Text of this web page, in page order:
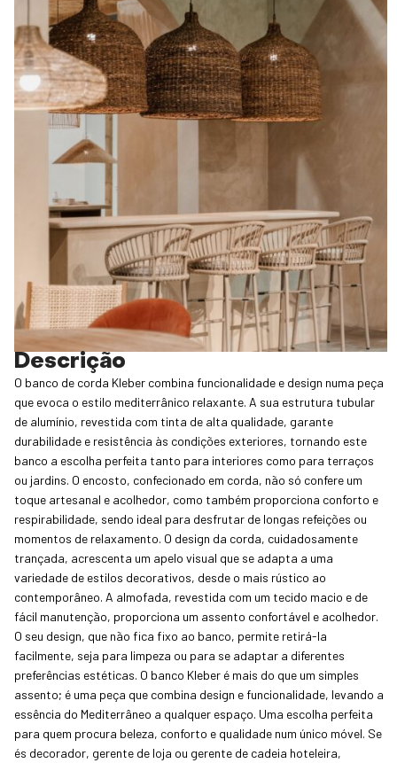
Descrição
O banco de corda Kleber combina funcionalidade e design numa peça
que evoca o estilo mediterrânico relaxante. A sua estrutura tubular
de alumínio, revestida com tinta de alta qualidade, garante
durabilidade e resistência às condições exteriores, tornando este
banco a escolha perfeita tanto para interiores como para terraços
ou jardins. O encosto, confecionado em corda, não só confere um
toque artesanal e acolhedor, como também proporciona conforto e
respirabilidade, sendo ideal para desfrutar de longas refeições ou
momentos de relaxamento. O design da corda, cuidadosamente
trançada, acrescenta um apelo visual que se adapta a uma
variedade de estilos decorativos, desde o mais rústico ao
contemporâneo. A almofada, revestida com um tecido macio e de
fácil manutenção, proporciona um assento confortável e acolhedor.
O seu design, que não fica fixo ao banco, permite retirá-la
facilmente, seja para limpeza ou para se adaptar a diferentes
preferências estéticas. O banco Kleber é mais do que um simples
assento; é uma peça que combina design e funcionalidade, levando a
essência do Mediterrâneo a qualquer espaço. Uma escolha perfeita
para quem procura beleza, conforto e qualidade num único móvel. Se
és decorador, gerente de loja ou gerente de cadeia hoteleira,